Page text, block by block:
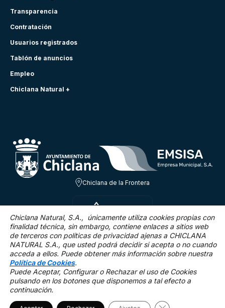
Transparencia
Contratación
Usuarios registrados
Tablón de anuncios
Empleo
Chiclana Natural +
Chiclana de la Frontera
VIE 7 AGO
31.4ºC
13.1 Km/h 0 %
Mapa Web
Política de cookies
Chiclana Natural, S.A., únicamente utiliza cookies propias con
finalidad técnica, sin embargo, contiene enlaces a sitios web
de terceros con políticas de privacidad ajenas a CHICLANA
NATURAL S.A., que usted podrá decidir si acepta o no cuando
acceda a ellos. Puede obtener más información sobre nuestra
Política de Cookies.
Puede Aceptar, Configurar o Rechazar el uso de Cookies
pulsando en los botones que disponemos a tal efecto a
continuación.